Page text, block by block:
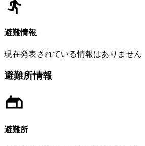
避難情報
現在発表されている情報はありません
避難所情報
避難所